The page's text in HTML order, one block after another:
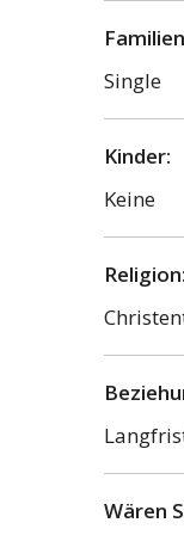
Single
Kinder:
Keine
Religion:
Wären